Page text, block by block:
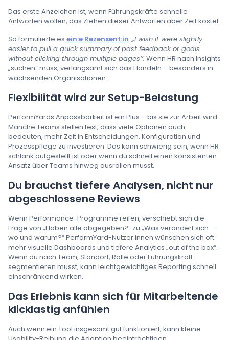
Das erste Anzeichen ist, wenn Führungskräfte schnelle
Antworten wollen, das Ziehen dieser Antworten aber Zeit kostet.
So formulierte es ein:e Rezensent:in:„I wish it were slightly
easier to pull a quick summary of past feedback or goals
without clicking through multiple pages’’. Wenn HR nach Insights
„suchen“ muss, verlangsamt sich das Handeln – besonders in
wachsenden Organisationen.
Flexibilität wird zur Setup-Belastung
PerformYards Anpassbarkeit ist ein Plus – bis sie zur Arbeit wird.
Manche Teams stellen fest, dass viele Optionen auch
bedeuten, mehr Zeit in Entscheidungen, Konfiguration und
Prozesspflege zu investieren. Das kann schwierig sein, wenn HR
schlank aufgestellt ist oder wenn du schnell einen konsistenten
Ansatz über Teams hinweg ausrollen musst.
Du brauchst tiefere Analysen, nicht nur
abgeschlossene Reviews
Wenn Performance-Programme reifen, verschiebt sich die
Frage von „Haben alle abgegeben?“ zu „Was verändert sich –
wo und warum?“ PerformYard-Nutzer:innen wünschen sich oft
mehr visuelle Dashboards und tiefere Analytics „out of the box“.
Wenn du nach Team, Standort, Rolle oder Führungskraft
segmentieren musst, kann leichtgewichtiges Reporting schnell
einschränkend wirken.
Das Erlebnis kann sich für Mitarbeitende
klicklastig anfühlen
Auch wenn ein Tool insgesamt gut funktioniert, kann kleine